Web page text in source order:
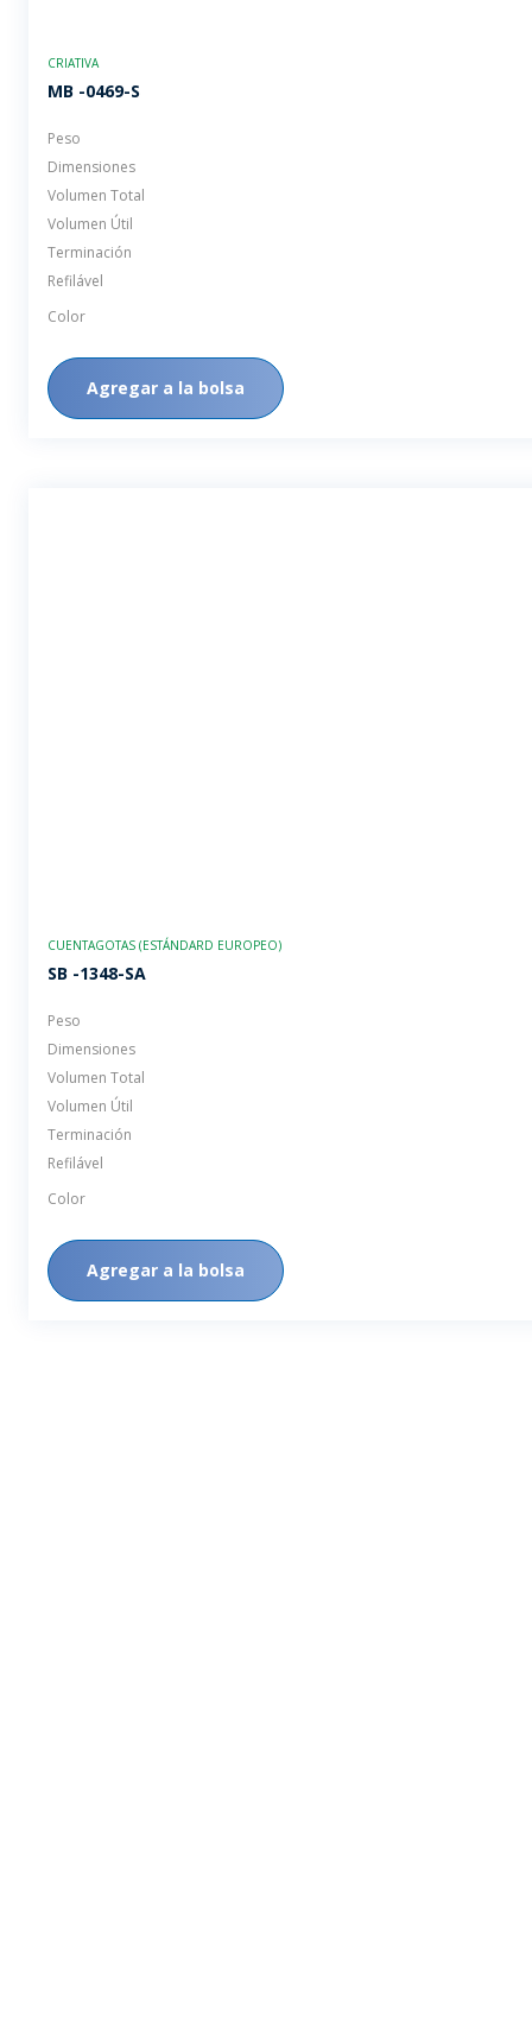
CRIATIVA
MB -0469-S
Peso
Dimensiones
Volumen Total
Volumen Útil
Terminación
Refilável
Color
Agregar a la bolsa
CUENTAGOTAS (ESTÁNDARD EUROPEO)
SB -1348-SA
Peso
Dimensiones
Volumen Total
Volumen Útil
Terminación
Refilável
Color
Agregar a la bolsa